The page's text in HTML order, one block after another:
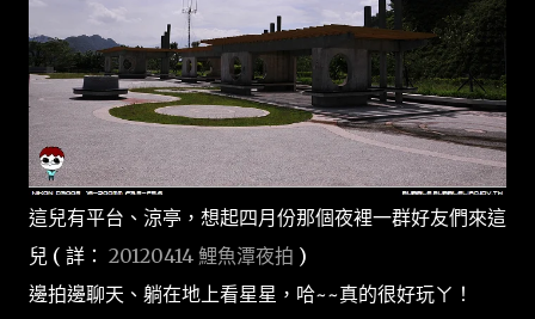
這兒有平台、涼亭，想起四月份那個夜裡一群好友們來這
兒 ( 詳： 20120414 鯉魚潭夜拍 )
邊拍邊聊天、躺在地上看星星，哈~~真的很好玩ㄚ！